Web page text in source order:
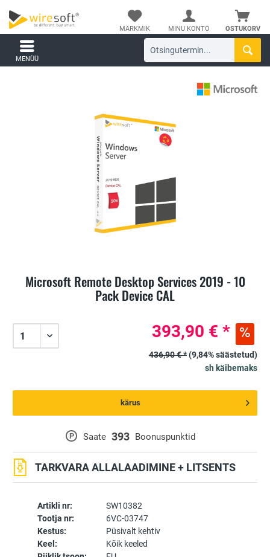
OSTUKORV
MÄRKMIK MINU KONTO
MENÜÜ
Microsoft Remote Desktop Services 2019 - 10
Pack Device CAL
Artikli nr:
SW10382
Tootja nr:
6VC-03747
Kestus:
Püsivalt kehtiv
Keel:
Kõik keeled
P Saate 393 Boonuspunktid
TARKVARA ALLALAADIMINE + LITSENTS
393,90 € *
436,90 € *(9,84% säästetud)
sh käibemaks
kärus